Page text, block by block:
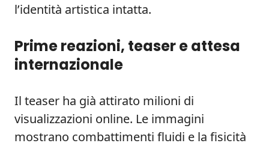
l’identità artistica intatta.
Prime reazioni, teaser e attesa
internazionale
Il teaser ha già attirato milioni di
visualizzazioni online. Le immagini
mostrano combattimenti fluidi e la fisicità